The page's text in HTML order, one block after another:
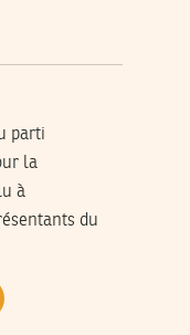
parti
la
à
du